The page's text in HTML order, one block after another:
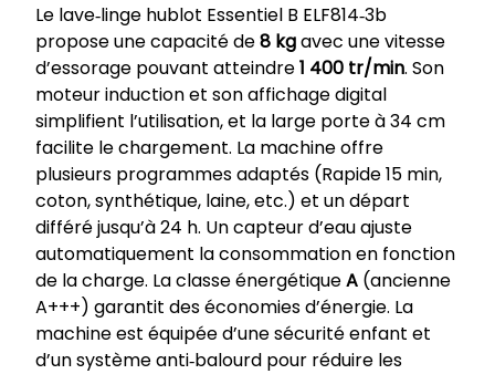
Le lave‑linge hublot Essentiel B ELF814‑3b
propose une capacité de8 kgavec une vitesse
d’essorage pouvant atteindre1 400 tr/min. Son
moteur induction et son affichage digital
simplifient l’utilisation, et la large porte à 34 cm
facilite le chargement. La machine offre
plusieurs programmes adaptés (Rapide 15 min,
coton, synthétique, laine, etc.) et un départ
différé jusqu’à 24 h. Un capteur d’eau ajuste
automatiquement la consommation en fonction
de la charge. La classe énergétiqueA (ancienne
A+++) garantit des économies d’énergie. La
machine est équipée d’une sécurité enfant et
d’un système anti‑balourd pour réduire les